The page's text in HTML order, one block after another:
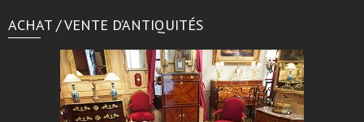
ACHAT / VENTE D’ANTIQUITÉS